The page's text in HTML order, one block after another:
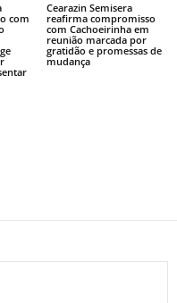
com
Cearazin Semisera
reafirma compromisso
com Cachoeirinha em
reunião marcada por
gratidão e promessas de
mudança